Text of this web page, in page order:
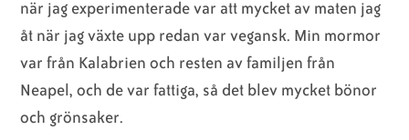
när jag experimenterade var att mycket av maten jag
åt när jag växte upp redan var vegansk. Min mormor
var från Kalabrien och resten av familjen från
Neapel, och de var fattiga, så det blev mycket bönor
och grönsaker.